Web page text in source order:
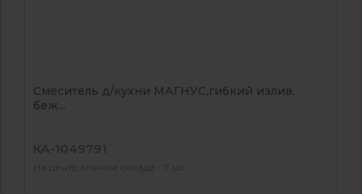
Смеситель д/кухни МАГНУС,гибкий излив,
беж...
КА-1049791
На центральном складе - 7 шт